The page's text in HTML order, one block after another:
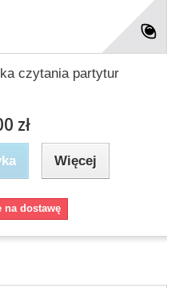
czytania partytur
zł
Więcej
na dostawę